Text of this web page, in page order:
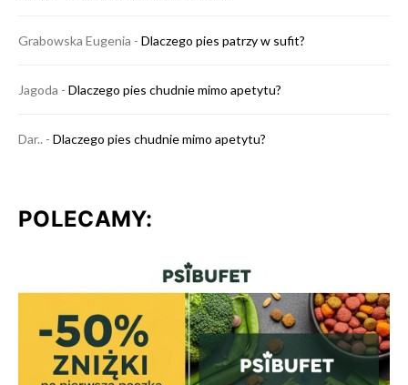
Grabowska Eugenia - Dlaczego pies patrzy w sufit?
Jagoda - Dlaczego pies chudnie mimo apetytu?
Dar.. - Dlaczego pies chudnie mimo apetytu?
POLECAMY: